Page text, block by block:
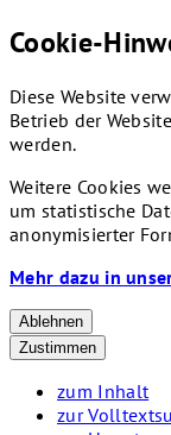
Cookie-
Diese Website
Betrieb der
werden.
Weitere Cookies
um statistische
anonymisierter
Mehr dazu in
Ablehnen
Zustimmen
zum Inhalt
zur